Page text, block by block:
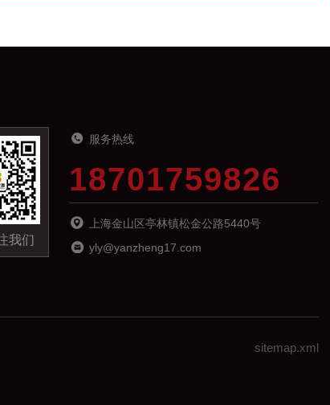
我们
服务热线
18701759826
上海金山区亭林镇松金公路5440号
yly@yanzheng17.com
sitemap.xml